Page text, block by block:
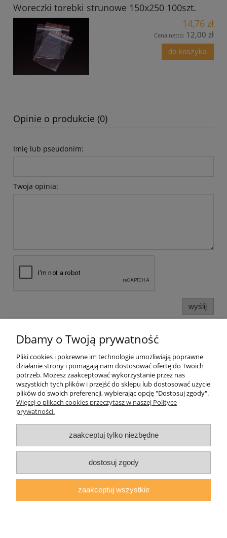
Woreczki torebki strunowe 150x250 100szt.
14,76 zł
Cena netto: 12,00 zł
do koszyka
Opinie o produkcie (0)
Imię lub pseudonim:
Twoja opinia:
wyślij
Informacje o sklepie
Twoje konto
Koperty
Taśmy i noże bezpieczne
Dbamy o Twoją prywatność
Pliki cookies i pokrewne im technologie umożliwiają poprawne
działanie strony i pomagają nam dostosować ofertę do Twoich
potrzeb. Możesz zaakceptować wykorzystanie przez nas
wszystkich tych plików i przejść do sklepu lub dostosować użycie
plików do swoich preferencji, wybierając opcję "Dostosuj zgody".
Więcej o plikach cookies przeczytasz w naszej Polityce
prywatności.
zaakceptuj tylko niezbędne
dostosuj zgody
zaakceptuj wszystkie